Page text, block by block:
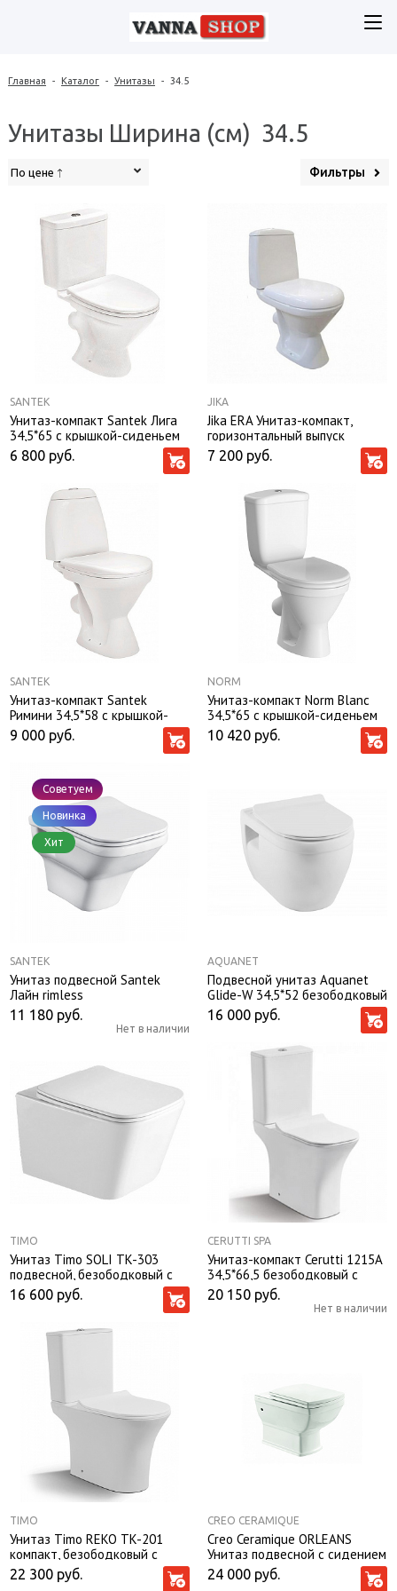
Главная - Каталог - Унитазы - 34.5
Унитазы Ширина (см) 34.5
По цене Фильтры
SANTEK
Унитаз-компакт Santek Лига
34,5*65 с крышкой-сиденьем
6 800 руб.
JIKA
Jika ERA Унитаз-компакт,
горизонтальный выпуск
8245320002429
7 200 руб.
SANTEK
Унитаз-компакт Santek
Римини 34,5*58 с крышкой-
сиденьем
9 000 руб.
NORM
Унитаз-компакт Norm Blanc
34,5*65 с крышкой-сиденьем
микролифт 9837B099-7201
10 420 руб.
Советуем
Новинка
Хит
SANTEK
Унитаз подвесной Santek
Лайн rimless
11 180 руб.
Нет в наличии
AQUANET
Подвесной унитаз Aquanet
Glide-W 34,5*52 безободковый
с крышкой-сиденьем
микролифт Slim
16 000 руб.
TIMO
Унитаз Timo SOLI TK-303
подвесной, безободковый с
крышкой-сиденьем
микролифт
16 600 руб.
CERUTTI SPA
Унитаз-компакт Cerutti 1215A
34,5*66,5 безободковый с
крышкой-сиденьем
микролифт Slim
20 150 руб.
Нет в наличии
TIMO
Унитаз Timo REKO TK-201
компакт, безободковый с
крышкой-сиденьем
микролифт
22 300 руб.
CREO CERAMIQUE
Creo Ceramique ORLEANS
Унитаз подвесной с сидением
микролифт
24 000 руб.